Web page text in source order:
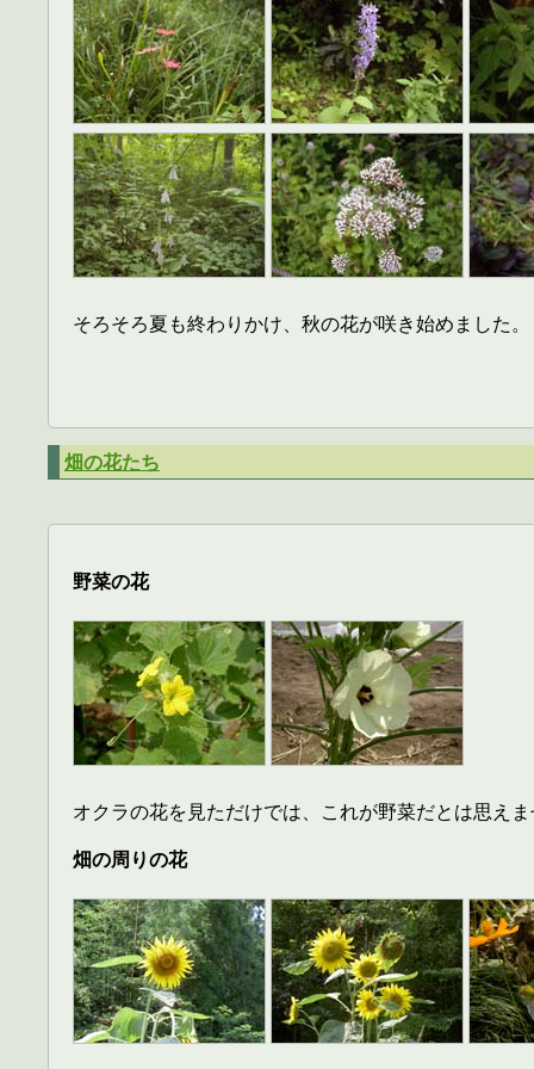
そろそろ夏も終わりかけ、秋の花が咲き始めました。
畑の花たち
野菜の花
オクラの花を見ただけでは、これが野菜だとは思え
畑の周りの花